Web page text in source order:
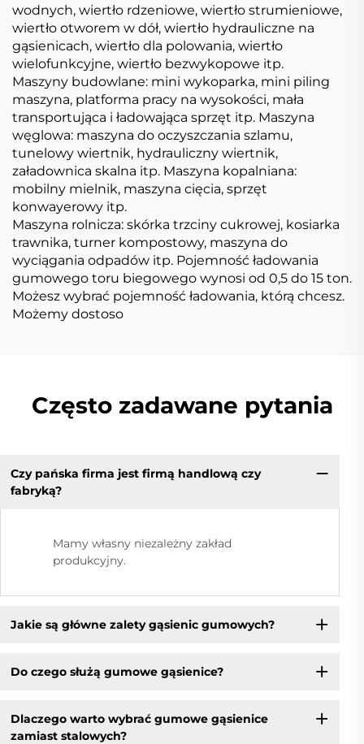
wodnych, wiertło rdzeniowe, wiertło strumieniowe,
wiertło otworem w dół, wiertło hydrauliczne na
gąsienicach, wiertło dla polowania, wiertło
wielofunkcyjne, wiertło bezwykopowe itp.
Maszyny budowlane: mini wykoparka, mini piling
maszyna, platforma pracy na wysokości, mała
transportująca i ładowająca sprzęt itp. Maszyna
węglowa: maszyna do oczyszczania szlamu,
tunelowy wiertnik, hydrauliczny wiertnik,
załadownica skalna itp. Maszyna kopalniana:
mobilny mielnik, maszyna cięcia, sprzęt
konwayerowy itp.
Maszyna rolnicza: skórka trzciny cukrowej, kosiarka
trawnika, turner kompostowy, maszyna do
wyciągania odpadów itp. Pojemność ładowania
gumowego toru biegowego wynosi od 0,5 do 15 ton.
Możesz wybrać pojemność ładowania, którą chcesz.
Możemy dostoso
Często zadawane pytania
Czy pańska firma jest firmą handlową czy
fabryką?
Mamy własny niezależny zakład
produkcyjny.
Jakie są główne zalety gąsienic gumowych?
Do czego służą gumowe gąsienice?
Dlaczego warto wybrać gumowe gąsienice
zamiast stalowych?